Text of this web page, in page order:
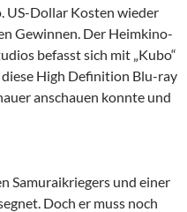
US-Dollar Kosten wieder
Gewinnen. Der Heimkino-
befasst sich mit „Kubo“
High Definition Blu-ray
anschauen konnte und
Samuraikriegers und einer
Doch er muss noch